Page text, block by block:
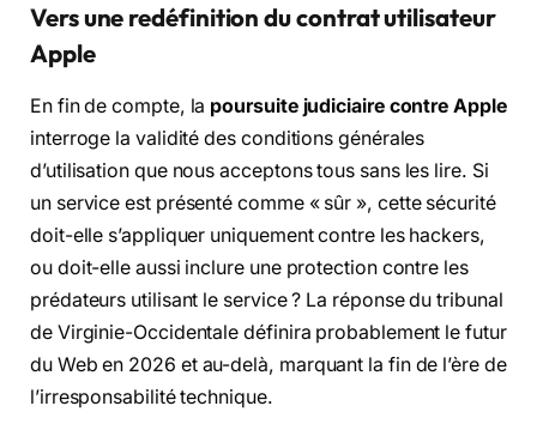
Vers une redéfinition du contrat utilisateur
Apple
En fin de compte, la poursuite judiciaire contre Apple
interroge la validité des conditions générales
d’utilisation que nous acceptons tous sans les lire. Si
un service est présenté comme « sûr », cette sécurité
doit-elle s’appliquer uniquement contre les hackers,
ou doit-elle aussi inclure une protection contre les
prédateurs utilisant le service ? La réponse du tribunal
de Virginie-Occidentale définira probablement le futur
du Web en 2026 et au-delà, marquant la fin de l’ère de
l’irresponsabilité technique.